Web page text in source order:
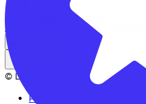
LinkedIn Instagram
© Lease a Bike. All Rights Reserved.
Privacy statement